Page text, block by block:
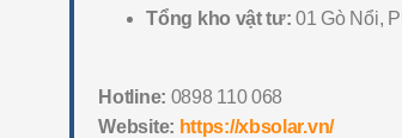
Tổng kho vật tư: 01 Gò Nổi,
Hotline: 0898 110 068
Website: https://xbsolar.vn/